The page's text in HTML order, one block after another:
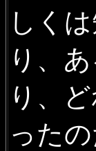
駅
しく
り、
り、
った